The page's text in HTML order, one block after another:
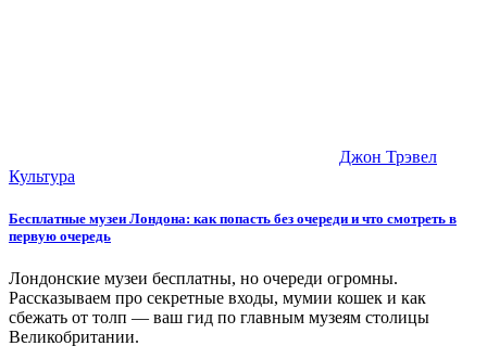
Джон Трэвел
Культура
Бесплатные музеи Лондона: как попасть без очереди и что смотреть в
первую очередь
Лондонские музеи бесплатны, но очереди огромны.
Рассказываем про секретные входы, мумии кошек и как
сбежать от толп — ваш гид по главным музеям столицы
Великобритании.